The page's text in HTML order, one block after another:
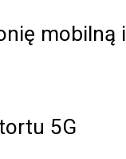
mobilną i
5G